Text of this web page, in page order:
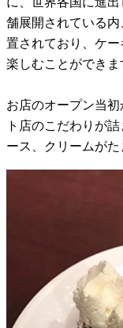
舗展開されている
置されており、ケ
楽しむことができま
お店のオープン当
ト店のこだわりが
ース、クリームがた